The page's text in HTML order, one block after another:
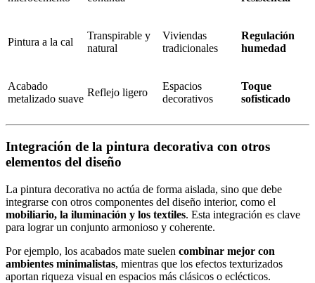
Pintura a la cal
Transpirable y
natural
Viviendas
tradicionales
Regulación
humedad
Acabado
metalizado suave
Reflejo ligero
Espacios
decorativos
Toque
sofisticado
Integración de la pintura decorativa con otros
elementos del diseño
La pintura decorativa no actúa de forma aislada, sino que debe
integrarse con otros componentes del diseño interior, como el
mobiliario, la iluminación y los textiles. Esta integración es clave
para lograr un conjunto armonioso y coherente.
Por ejemplo, los acabados mate suelen combinar mejor con
ambientes minimalistas, mientras que los efectos texturizados
aportan riqueza visual en espacios más clásicos o eclécticos.